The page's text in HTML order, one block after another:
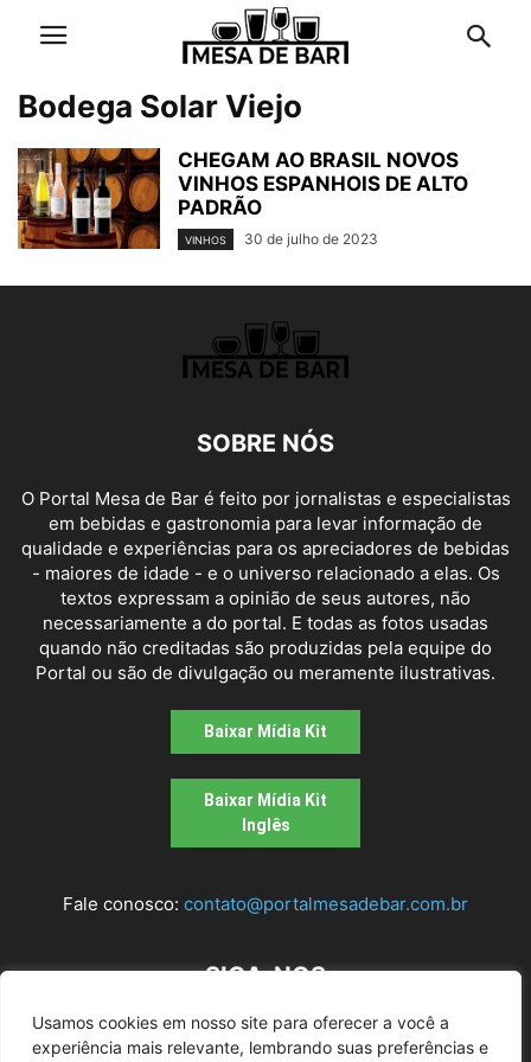
Usamos cookies em nosso site para oferecer a você a
experiência mais relevante, lembrando suas preferências e
Bodega Solar Viejo
CHEGAM AO BRASIL NOVOS
VINHOS ESPANHOIS DE ALTO
PADRÃO
VINHOS 30 de julho de 2023
SOBRE NÓS
O Portal Mesa de Bar é feito por jornalistas e especialistas
em bebidas e gastronomia para levar informação de
qualidade e experiências para os apreciadores de bebidas
- maiores de idade - e o universo relacionado a elas. Os
textos expressam a opinião de seus autores, não
necessariamente a do portal. E todas as fotos usadas
quando não creditadas são produzidas pela equipe do
Portal ou são de divulgação ou meramente ilustrativas.
Baixar Mídia Kit
Baixar Mídia Kit
Inglês
Fale conosco: contato@portalmesadebar.com.br
SIGA-NOS